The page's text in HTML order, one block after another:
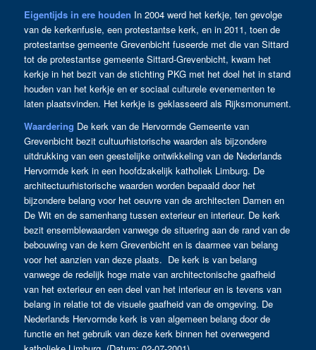
Eigentijds in ere houden In 2004 werd het kerkje, ten gevolge
van de kerkenfusie, een protestantse kerk, en in 2011, toen de
protestantse gemeente Grevenbicht fuseerde met die van Sittard
tot de protestantse gemeente Sittard-Grevenbicht, kwam het
kerkje in het bezit van de stichting PKG met het doel het in stand
houden van het kerkje en er sociaal culturele evenementen te
laten plaatsvinden. Het kerkje is geklasseerd als Rijksmonument.
Waardering De kerk van de Hervormde Gemeente van
Grevenbicht bezit cultuurhistorische waarden als bijzondere
uitdrukking van een geestelijke ontwikkeling van de Nederlands
Hervormde kerk in een hoofdzakelijk katholiek Limburg. De
architectuurhistorische waarden worden bepaald door het
bijzondere belang voor het oeuvre van de architecten Damen en
De Wit en de samenhang tussen exterieur en interieur. De kerk
bezit ensemblewaarden vanwege de situering aan de rand van de
bebouwing van de kern Grevenbicht en is daarmee van belang
voor het aanzien van deze plaats. De kerk is van belang
vanwege de redelijk hoge mate van architectonische gaafheid
van het exterieur en een deel van het interieur en is tevens van
belang in relatie tot de visuele gaafheid van de omgeving. De
Nederlands Hervormde kerk is van algemeen belang door de
functie en het gebruik van deze kerk binnen het overwegend